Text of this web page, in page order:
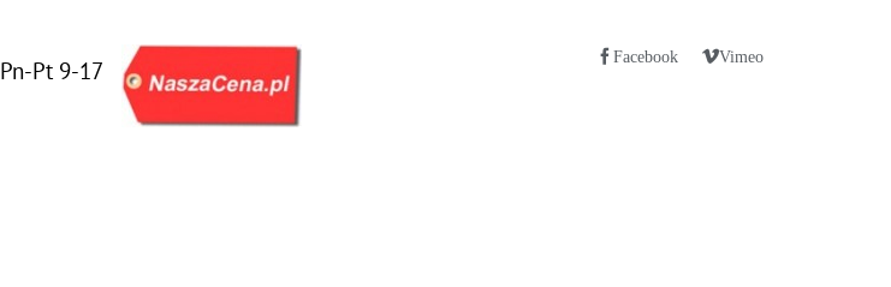
Pn-Pt 9-17 Facebook Vimeo